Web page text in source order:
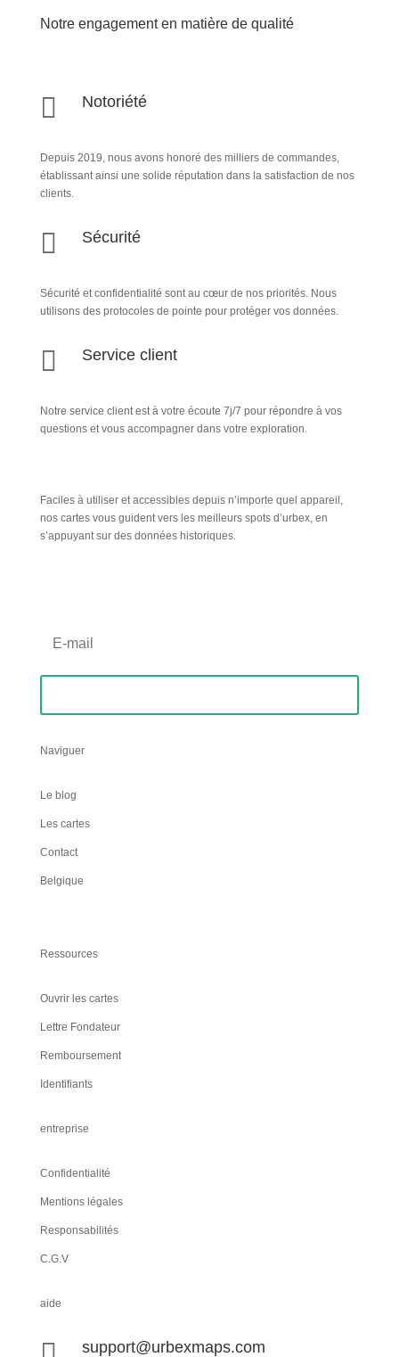
Notre engagement en matière de qualité
 Notoriété
Depuis 2019, nous avons honoré des milliers de commandes,
établissant ainsi une solide réputation dans la satisfaction de nos
clients.
 Sécurité
Sécurité et confidentialité sont au cœur de nos priorités. Nous
utilisons des protocoles de pointe pour protéger vos données.
 Service client
Notre service client est à votre écoute 7j/7 pour répondre à vos
questions et vous accompagner dans votre exploration.
Faciles à utiliser et accessibles depuis n’importe quel appareil,
nos cartes vous guident vers les meilleurs spots d’urbex, en
s’appuyant sur des données historiques.
Naviguer
Le blog
Les cartes
Contact
Belgique
Ressources
Ouvrir les cartes
Lettre Fondateur
Remboursement
Identifiants
entreprise
Confidentialité
Mentions légales
Responsabilités
C.G.V
aide
support@urbexmaps.com